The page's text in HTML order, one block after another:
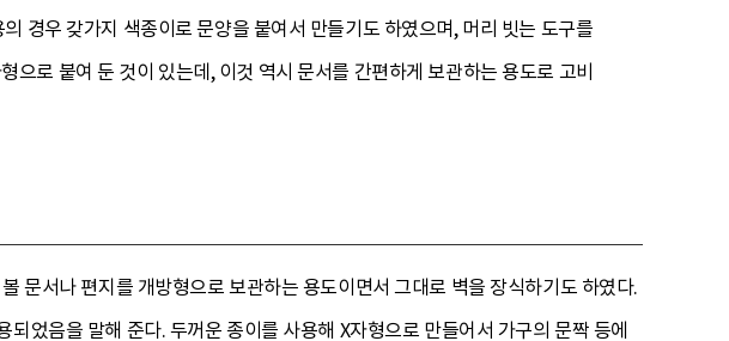
경우 갖가지 색종이로 문양을 붙여서 만들기도 하였으며, 머리 빗는 도구를
으로 붙여 둔 것이 있는데, 이것 역시 문서를 간편하게 보관하는 용도로 고비
문서나 편지를 개방형으로 보관하는 용도이면서 그대로 벽을 장식하기도 하였다.
었음을 말해 준다. 두꺼운 종이를 사용해 X자형으로 만들어서 가구의 문짝 등에